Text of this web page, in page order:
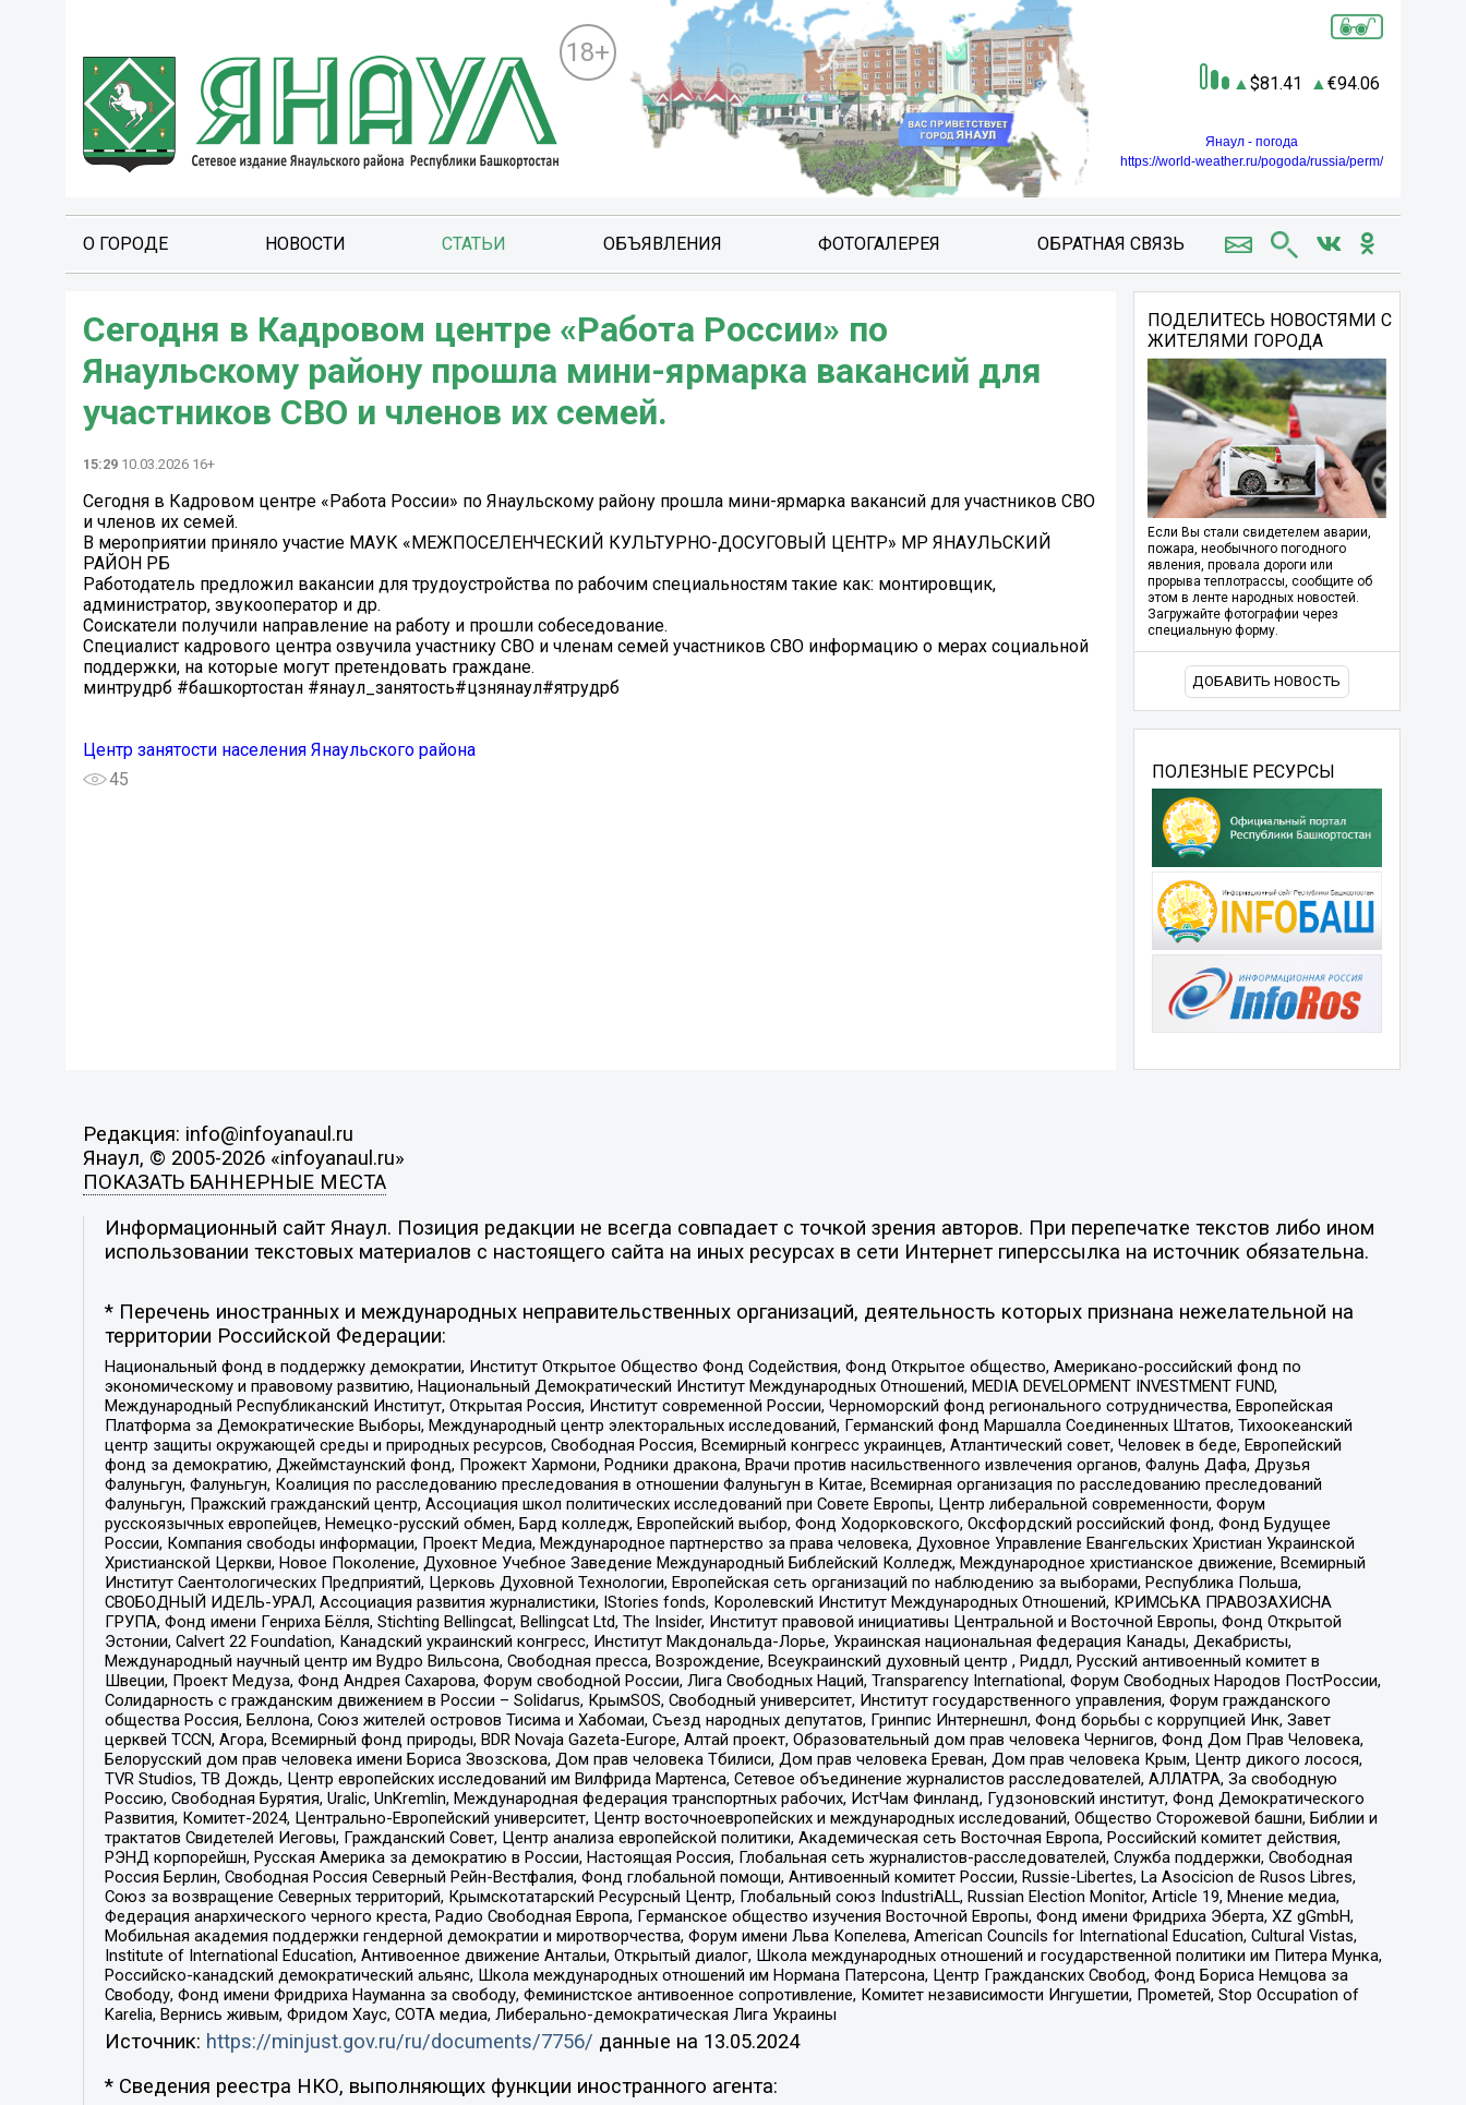
18+
81.41 94.06
Янаул - погода
https://world-weather.ru/pogoda/russia/perm/
О ГОРОДЕ НОВОСТИ СТАТЬИ ОБЪЯВЛЕНИЯ ФОТОГАЛЕРЕЯ ОБРАТНАЯ СВЯЗЬ
Сегодня в Кадровом центре «Работа России» по
Янаульскому району прошла мини-ярмарка вакансий для
участников СВО и членов их семей.
15:29 10.03.2026 16+
Сегодня в Кадровом центре «Работа России» по Янаульскому району прошла мини-ярмарка вакансий для участников СВО
и членов их семей.
В мероприятии приняло участие МАУК «МЕЖПОСЕЛЕНЧЕСКИЙ КУЛЬТУРНО-ДОСУГОВЫЙ ЦЕНТР» МР ЯНАУЛЬСКИЙ
РАЙОН РБ
Работодатель предложил вакансии для трудоустройства по рабочим специальностям такие как: монтировщик,
администратор, звукооператор и др.
Соискатели получили направление на работу и прошли собеседование.
Специалист кадрового центра озвучила участнику СВО и членам семей участников СВО информацию о мерах социальной
поддержки, на которые могут претендовать граждане.
минтрудрб #башкортостан #янаул_занятость#цзнянаул#ятрудрб
Центр занятости населения Янаульского района
45
ПОДЕЛИТЕСЬ НОВОСТЯМИ С
ЖИТЕЛЯМИ ГОРОДА
Если Вы стали свидетелем аварии,
пожара, необычного погодного
явления, провала дороги или
прорыва теплотрассы, сообщите об
этом в ленте народных новостей.
Загружайте фотографии через
специальную форму.
ДОБАВИТЬ НОВОСТЬ
ПОЛЕЗНЫЕ РЕСУРСЫ
Редакция: info@infoyanaul.ru
Янаул, © 2005-2026 «infoyanaul.ru»
ПОКАЗАТЬ БАННЕРНЫЕ МЕСТА
Информационный сайт Янаул. Позиция редакции не всегда совпадает с точкой зрения авторов. При перепечатке текстов либо ином
использовании текстовых материалов с настоящего сайта на иных ресурсах в сети Интернет гиперссылка на источник обязательна.
* Перечень иностранных и международных неправительственных организаций, деятельность которых признана нежелательной на
территории Российской Федерации:
Национальный фонд в поддержку демократии, Институт Открытое Общество Фонд Содействия, Фонд Открытое общество, Американо-российский фонд по
экономическому и правовому развитию, Национальный Демократический Институт Международных Отношений, MEDIA DEVELOPMENT INVESTMENT FUND,
Международный Республиканский Институт, Открытая Россия, Институт современной России, Черноморский фонд регионального сотрудничества, Европейская
Платформа за Демократические Выборы, Международный центр электоральных исследований, Германский фонд Маршалла Соединенных Штатов, Тихоокеанский
центр защиты окружающей среды и природных ресурсов, Свободная Россия, Всемирный конгресс украинцев, Атлантический совет, Человек в беде, Европейский
фонд за демократию, Джеймстаунский фонд, Прожект Хармони, Родники дракона, Врачи против насильственного извлечения органов, Фалунь Дафа, Друзья
Фалуньгун, Фалуньгун, Коалиция по расследованию преследования в отношении Фалуньгун в Китае, Всемирная организация по расследованию преследований
Фалуньгун, Пражский гражданский центр, Ассоциация школ политических исследований при Совете Европы, Центр либеральной современности, Форум
русскоязычных европейцев, Немецко-русский обмен, Бард колледж, Европейский выбор, Фонд Ходорковского, Оксфордский российский фонд, Фонд Будущее
России, Компания свободы информации, Проект Медиа, Международное партнерство за права человека, Духовное Управление Евангельских Христиан Украинской
Христианской Церкви, Новое Поколение, Духовное Учебное Заведение Международный Библейский Колледж, Международное христианское движение, Всемирный
Институт Саентологических Предприятий, Церковь Духовной Технологии, Европейская сеть организаций по наблюдению за выборами, Республика Польша,
СВОБОДНЫЙ ИДЕЛЬ-УРАЛ, Ассоциация развития журналистики, IStories fonds, Королевский Институт Международных Отношений, КРИМСЬКА ПРАВОЗАХИСНА
ГРУПА, Фонд имени Генриха Бёлля, Stichting Bellingcat, Bellingcat Ltd, The Insider, Институт правовой инициативы Центральной и Восточной Европы, Фонд Открытой
Эстонии, Calvert 22 Foundation, Канадский украинский конгресс, Институт Макдональда-Лорье, Украинская национальная федерация Канады, Декабристы,
Международный научный центр им Вудро Вильсона, Свободная пресса, Возрождение, Всеукраинский духовный центр , Риддл, Русский антивоенный комитет в
Швеции, Проект Медуза, Фонд Андрея Сахарова, Форум свободной России, Лига Свободных Наций, Transparеncy International, Форум Свободных Народов ПостРоссии,
Солидарность с гражданским движением в России – Solidarus, КрымSOS, Свободный университет, Институт государственного управления, Форум гражданского
общества Россия, Беллона, Союз жителей островов Тисима и Хабомаи, Съезд народных депутатов, Гринпис Интернешнл, Фонд борьбы с коррупцией Инк, Завет
церквей TCCN, Агора, Всемирный фонд природы, BDR Novaja Gazeta-Europe, Алтай проект, Образовательный дом прав человека Чернигов, Фонд Дом Прав Человека,
Белорусский дом прав человека имени Бориса Звозскова, Дом прав человека Тбилиси, Дом прав человека Ереван, Дом прав человека Крым, Центр дикого лосося,
TVR Studios, ТВ Дождь, Центр европейских исследований им Вилфрида Мартенса, Сетевое объединение журналистов расследователей, АЛЛАТРА, За свободную
Россию, Свободная Бурятия, Uralic, UnKremlin, Международная федерация транспортных рабочих, ИстЧам Финланд, Гудзоновский институт, Фонд Демократического
Развития, Комитет-2024, Центрально-Европейский университет, Центр восточноевропейских и международных исследований, Общество Сторожевой башни, Библии и
трактатов Свидетелей Иеговы, Гражданский Совет, Центр анализа европейской политики, Академическая сеть Восточная Европа, Российский комитет действия,
РЭНД корпорейшн, Русская Америка за демократию в России, Настоящая Россия, Глобальная сеть журналистов-расследователей, Служба поддержки, Свободная
Россия Берлин, Свободная Россия Северный Рейн-Вестфалия, Фонд глобальной помощи, Антивоенный комитет России, Russie-Libertes, La Asocicion de Rusos Libres,
Союз за возвращение Северных территорий, Крымскотатарский Ресурсный Центр, Глобальный союз IndustriALL, Russian Election Monitor, Article 19, Мнение медиа,
Федерация анархического черного креста, Радио Свободная Европа, Германское общество изучения Восточной Европы, Фонд имени Фридриха Эберта, XZ gGmbH,
Мобильная академия поддержки гендерной демократии и миротворчества, Форум имени Льва Копелева, American Councils for International Education, Cultural Vistas,
Institute of International Education, Антивоенное движение Антальи, Открытый диалог, Школа международных отношений и государственной политики им Питера Мунка,
Российско-канадский демократический альянс, Школа международных отношений им Нормана Патерсона, Центр Гражданских Свобод, Фонд Бориса Немцова за
Свободу, Фонд имени Фридриха Науманна за свободу, Феминистское антивоенное сопротивление, Комитет независимости Ингушетии, Прометей, Stop Occupation of
Karelia, Вернись живым, Фридом Хаус, СОТА медиа, Либерально-демократическая Лига Украины
Источник: https://minjust.gov.ru/ru/documents/7756/ данные на 13.05.2024
* Сведения реестра НКО, выполняющих функции иностранного агента: